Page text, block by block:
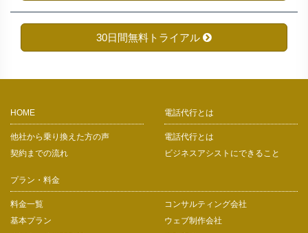
30日間無料トライアル
HOME
他社から乗り換えた方の声
契約までの流れ
電話代行とは
電話代行とは
ビジネスアシストにできること
プラン・料金
料金一覧
基本プラン
コンサルティング会社
ウェブ制作会社